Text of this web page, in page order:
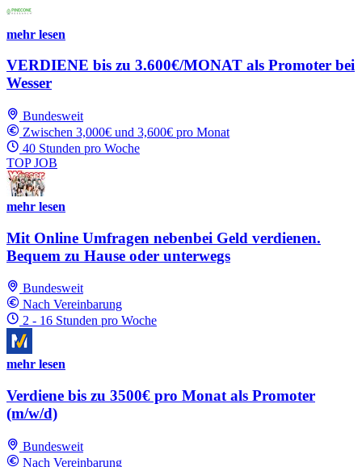
mehr lesen
VERDIENE bis zu 3.600€/MONAT als Promoter bei
Wesser
Bundesweit
Zwischen 3,000€ und 3,600€ pro Monat
40 Stunden pro Woche
TOP JOB
mehr lesen
Mit Online Umfragen nebenbei Geld verdienen.
Bequem zu Hause oder unterwegs
Bundesweit
Nach Vereinbarung
2 - 16 Stunden pro Woche
mehr lesen
Verdiene bis zu 3500€ pro Monat als Promoter
(m/w/d)
Bundesweit
Nach Vereinbarung